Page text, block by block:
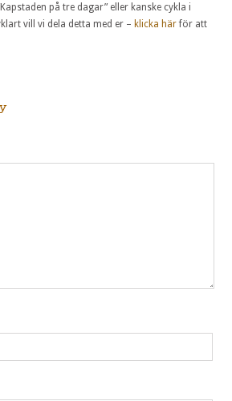
på tre dagar” eller kanske cykla i
vill vi dela detta med er – klicka härför att